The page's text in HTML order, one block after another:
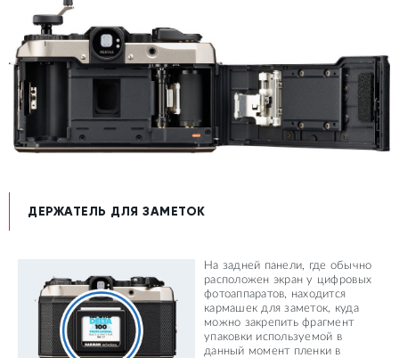
ДЕРЖАТЕЛЬ ДЛЯ ЗАМЕТОК
На задней панели, где обычно
расположен экран у цифровых
фотоаппаратов, находится
кармашек для заметок, куда
можно закрепить фрагмент
упаковки используемой в
данный момент пленки в